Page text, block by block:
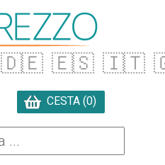
🇩🇪 🇪🇸 🇮🇹
CESTA (0)